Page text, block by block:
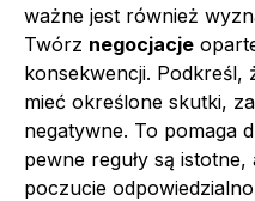
ważne jest również
Twórz negocjacje
konsekwencji. Podkreśl,
mieć określone skutki,
negatywne. To pomaga
pewne reguły są
poczucie